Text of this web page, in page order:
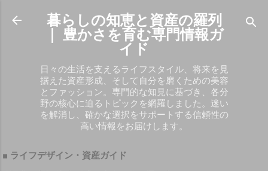
スキップしてメイン コンテンツに移動
暮らしの知恵と資産の羅列
｜ 豊かさを育む専門情報ガ
イド
日々の生活を支えるライフスタイル、将来を見
据えた資産形成、そして自分を磨くための美容
とファッション。専門的な知見に基づき、各分
野の核心に迫るトピックを網羅しました。迷い
を解消し、確かな選択をサポートする信頼性の
高い情報をお届けします。
■ ライフデザイン・資産ガイド